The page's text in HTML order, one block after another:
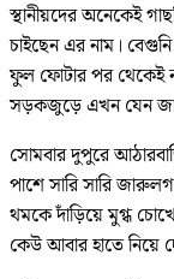
স্থানীয়দের অনেকেই
চাইছেন এর নাম।
ফুল ফোটার পর থেকেই
সড়কজুড়ে এখন যেন
সোমবার দুপুরে
পাশে সারি সারি
থমকে দাঁড়িয়ে মুগ্ধ
কেউ আবার হাতে নিয়ে